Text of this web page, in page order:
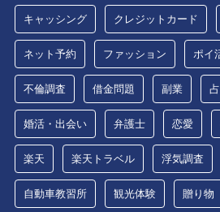
キャッシング クレジットカード
ネット予約 ファッション ポイ
不倫調査 借金問題 副業
婚活・出会い 弁護士 恋愛
楽天 楽天トラベル 浮気調査
自動車教習所 観光体験 贈り物